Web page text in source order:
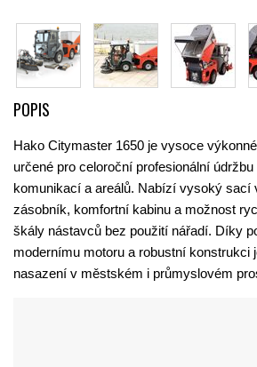
POPIS
Hako Citymaster 1650 je vysoce
určené pro celoroční profesionální
komunikací a areálů. Nabízí vysoký sací
zásobník, komfortní kabinu a možnost
škály nástavců bez použití nářadí. Díky
modernímu motoru a robustní konstrukci
nasazení v městském i průmyslovém